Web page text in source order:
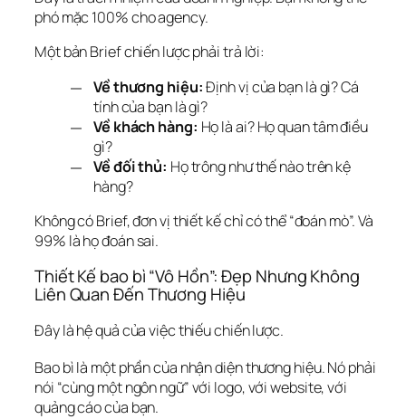
phó mặc 100% cho agency.
Một bản Brief chiến lược phải trả lời:
Về thương hiệu:Định vị của bạn là gì? Cá
tính của bạn là gì?
Về khách hàng: Họ là ai? Họ quan tâm điều
gì?
Về đối thủ: Họ trông như thế nào trên kệ
hàng?
Không có Brief, đơn vị thiết kế chỉ có thể “đoán mò”. Và
99% là họ đoán sai.
Thiết Kế bao bì “Vô Hồn”: Đẹp Nhưng Không
Liên Quan Đến Thương Hiệu
Đây là hệ quả của việc thiếu chiến lược.
Bao bì là một phần của nhận diện thương hiệu. Nó phải
nói “cùng một ngôn ngữ” với logo, với website, với
quảng cáo của bạn.